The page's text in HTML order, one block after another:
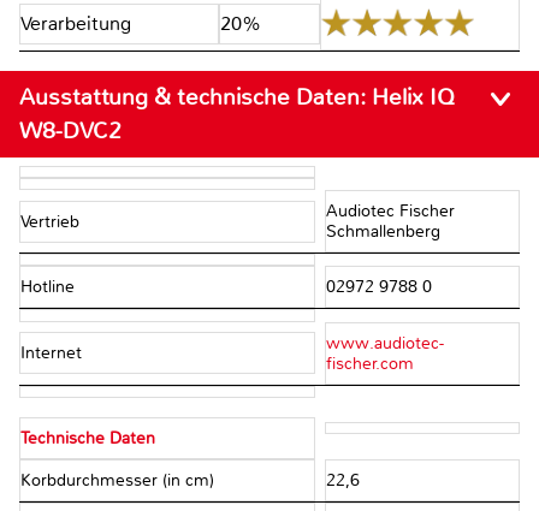
Verarbeitung 20%
Ausstattung & technische Daten: Helix IQ
W8-DVC2
Vertrieb
Audiotec Fischer
Schmallenberg
Hotline 02972 9788 0
Internet
www.audiotec-
fischer.com
Technische Daten
Korbdurchmesser (in cm) 22,6